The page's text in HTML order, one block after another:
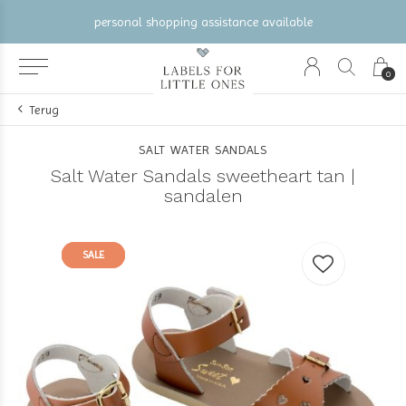
0
personal shopping assistance available
Terug
SALT WATER SANDALS
Salt Water Sandals sweetheart tan |
sandalen
SALE
SALE